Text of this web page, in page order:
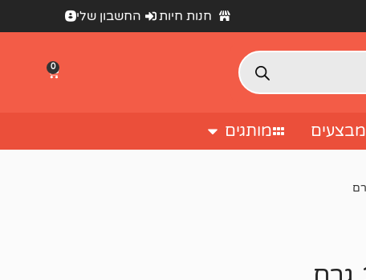
חנות חיות החשבון שלי
0
מבצעים מותגים